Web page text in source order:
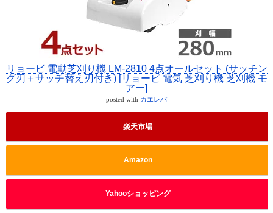
リョービ 電動芝刈り機 LM-2810 4点オールセット (サッチン
グ刃＋サッチ替え刃付き) [リョービ 電気 芝刈り機 芝刈機 モ
アー]
posted with カエレバ
楽天市場
Amazon
Yahooショッピング